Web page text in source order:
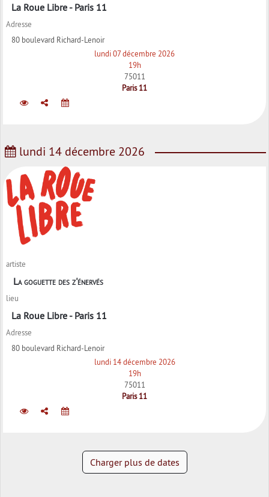
La Roue Libre - Paris 11
Adresse
80 boulevard Richard-Lenoir
lundi 07 décembre 2026
19h
75011
Paris 11
lundi 14 décembre 2026
artiste
La goguette des z'énervés
lieu
La Roue Libre - Paris 11
Adresse
80 boulevard Richard-Lenoir
lundi 14 décembre 2026
19h
75011
Paris 11
Charger plus de dates